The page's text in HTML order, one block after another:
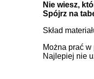
Nie wiesz,
Spójrz na
Skład
Można prać
Najlepiej nie